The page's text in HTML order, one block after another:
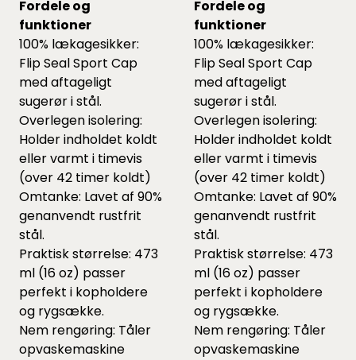
Fordele og
funktioner
100% lækagesikker:
Flip Seal Sport Cap
med aftageligt
sugerør i stål.
Overlegen isolering:
Holder indholdet koldt
eller varmt i timevis
(over 42 timer koldt)
Omtanke: Lavet af 90%
genanvendt rustfrit
stål.
Praktisk størrelse: 473
ml (16 oz) passer
perfekt i kopholdere
og rygsække.
Nem rengøring: Tåler
opvaskemaskine
Fordele og
funktioner
100% lækagesikker:
Flip Seal Sport Cap
med aftageligt
sugerør i stål.
Overlegen isolering:
Holder indholdet koldt
eller varmt i timevis
(over 42 timer koldt)
Omtanke: Lavet af 90%
genanvendt rustfrit
stål.
Praktisk størrelse: 473
ml (16 oz) passer
perfekt i kopholdere
og rygsække.
Nem rengøring: Tåler
opvaskemaskine